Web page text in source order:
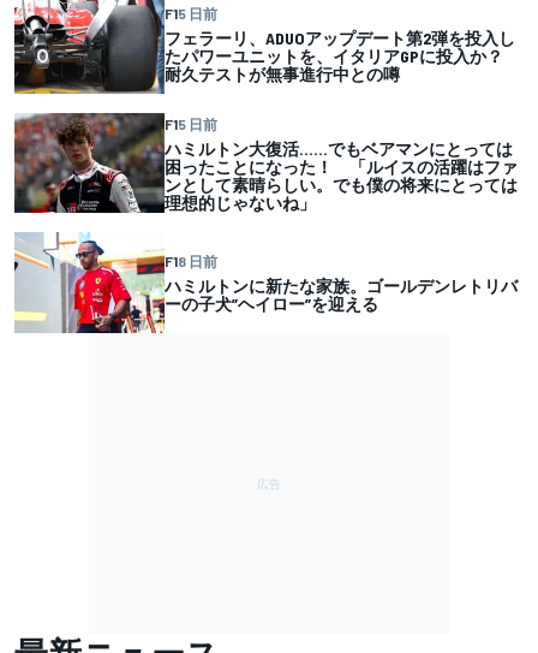
F15 日前
フェラーリ、ADUOアップデート第2弾を投入し
たパワーユニットを、イタリアGPに投入か？
耐久テストが無事進行中との噂
F15 日前
ハミルトン大復活……でもベアマンにとっては
困ったことになった！ 「ルイスの活躍はファ
ンとして素晴らしい。でも僕の将来にとっては
理想的じゃないね」
F18 日前
ハミルトンに新たな家族。ゴールデンレトリバ
ーの子犬”ヘイロー”を迎える